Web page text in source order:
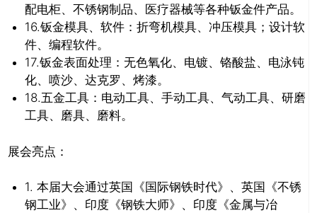
配电柜、不锈钢制品、医疗器械等各种钣金件产品。
16.钣金模具、软件：折弯机模具、冲压模具；设计软
件、编程软件。
17.钣金表面处理：无色氧化、电镀、铬酸盐、电泳钝
化、喷沙、达克罗、烤漆。
18.五金工具：电动工具、手动工具、气动工具、研磨
工具、磨具、磨料。
展会亮点：
1. 本届大会通过英国《国际钢铁时代》、英国《不锈
钢工业》、印度《钢铁大师》、印度《金属与冶